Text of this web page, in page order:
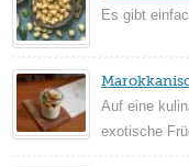
Es gibt
Auf eine
exotische